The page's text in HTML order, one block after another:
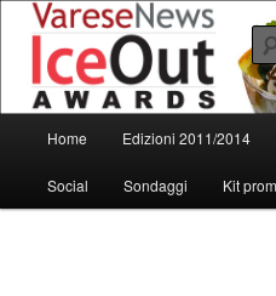
contenuto
principaleIceOut Awards
Home Edizioni 2011/2014
Social Sondaggi Kit